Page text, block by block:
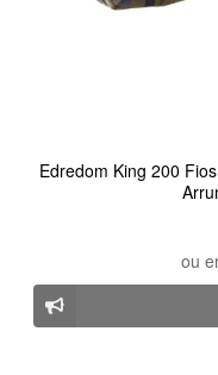
Edredom King 200
ou